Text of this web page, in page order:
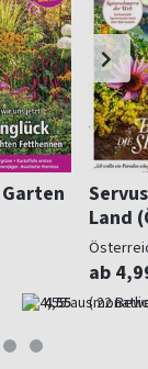
4,55
Land
ab